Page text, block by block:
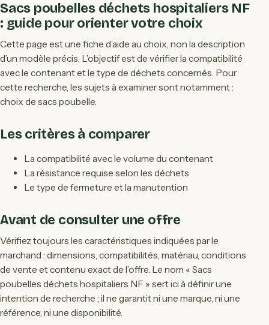
Sacs poubelles déchets hospitaliers NF
: guide pour orienter votre choix
Cette page est une fiche d’aide au choix, non la description
d’un modèle précis. L’objectif est de vérifier la compatibilité
avec le contenant et le type de déchets concernés. Pour
cette recherche, les sujets à examiner sont notamment :
choix de sacs poubelle.
Les critères à comparer
La compatibilité avec le volume du contenant
La résistance requise selon les déchets
Le type de fermeture et la manutention
Avant de consulter une offre
Vérifiez toujours les caractéristiques indiquées par le
marchand : dimensions, compatibilités, matériau, conditions
de vente et contenu exact de l’offre. Le nom « Sacs
poubelles déchets hospitaliers NF » sert ici à définir une
intention de recherche ; il ne garantit ni une marque, ni une
référence, ni une disponibilité.